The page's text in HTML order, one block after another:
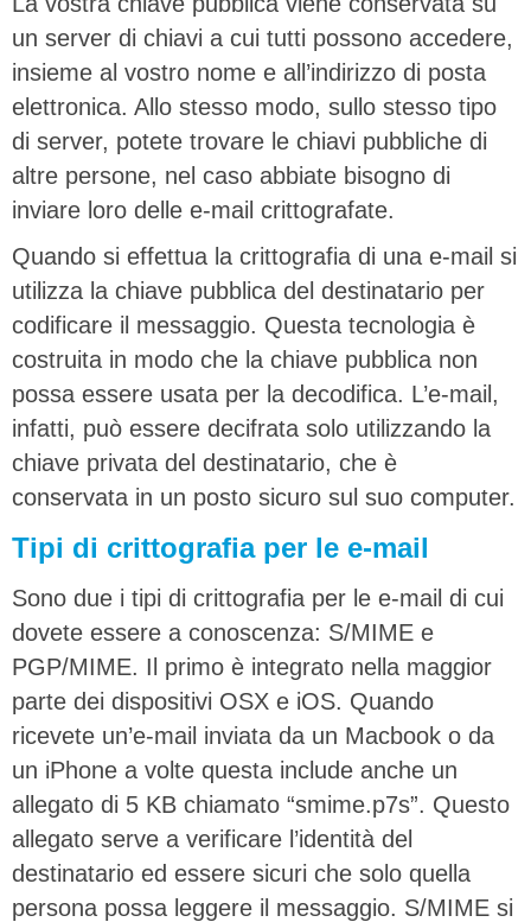
un server di chiavi a cui tutti possono accedere,
insieme al vostro nome e all’indirizzo di posta
elettronica. Allo stesso modo, sullo stesso tipo
di server, potete trovare le chiavi pubbliche di
altre persone, nel caso abbiate bisogno di
inviare loro delle e-mail crittografate.
Quando si effettua la crittografia di una e-mail si
utilizza la chiave pubblica del destinatario per
codificare il messaggio. Questa tecnologia è
costruita in modo che la chiave pubblica non
possa essere usata per la decodifica. L’e-mail,
infatti, può essere decifrata solo utilizzando la
chiave privata del destinatario, che è
conservata in un posto sicuro sul suo computer.
Tipi di crittografia per le e-mail
Sono due i tipi di crittografia per le e-mail di cui
dovete essere a conoscenza: S/MIME e
PGP/MIME. Il primo è integrato nella maggior
parte dei dispositivi OSX e iOS. Quando
ricevete un’e-mail inviata da un Macbook o da
un iPhone a volte questa include anche un
allegato di 5 KB chiamato “smime.p7s”. Questo
allegato serve a verificare l’identità del
destinatario ed essere sicuri che solo quella
persona possa leggere il messaggio. S/MIME si